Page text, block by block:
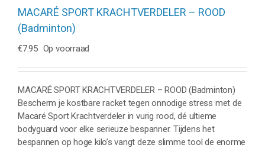
MACARÉ SPORT KRACHTVERDELER – ROOD
(Badminton)
€7.95 Op voorraad
MACARÉ SPORT KRACHTVERDELER – ROOD (Badminton)
Bescherm je kostbare racket tegen onnodige stress met de
Macaré Sport Krachtverdeler in vurig rood, dé ultieme
bodyguard voor elke serieuze bespanner. Tijdens het
bespannen op hoge kilo’s vangt deze slimme tool de enorme